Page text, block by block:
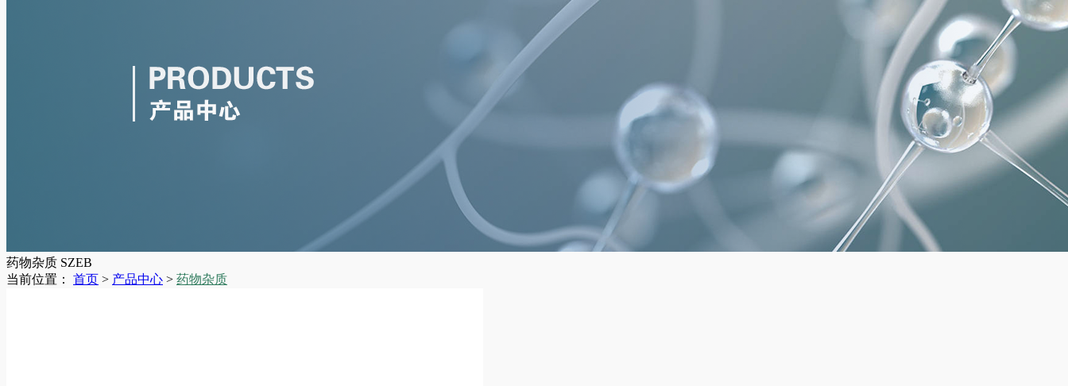
药物杂质 SZEB
当前位置： 首页 > 产品中心 > 药物杂质